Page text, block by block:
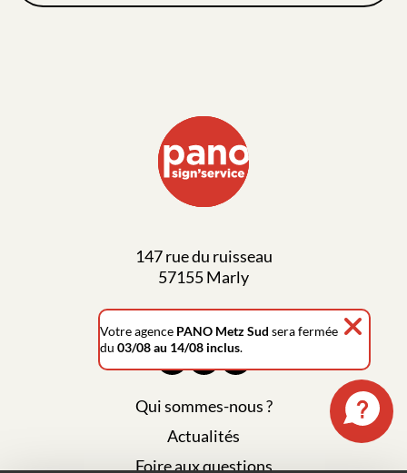
147 rue du ruisseau
57155 Marly
03 87 63 03 57
Qui sommes-nous ?
Actualités
Foire aux questions
Votre agence PANO Metz Sud sera fermée
du 03/08 au 14/08 inclus.